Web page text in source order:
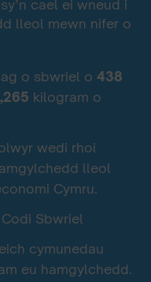
cael ei wneud i
lleol mewn nifer o
o sbwriel o 438
kilogram o
wedi rhoi
lleol
Cymru.
Sbwriel
cymunedau
eu hamgylchedd.